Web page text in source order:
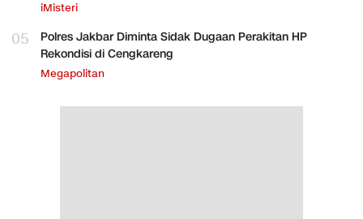
iMisteri
05
Polres Jakbar Diminta Sidak Dugaan Perakitan HP
Rekondisi di Cengkareng
Megapolitan